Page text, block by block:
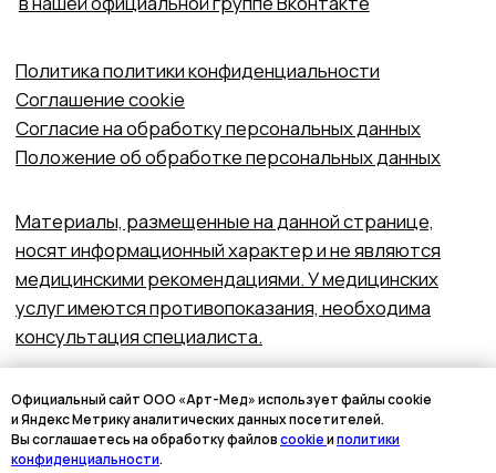
Официальный сайт ООО «Арт-Мед» использует файлы cookie
и Яндекс Метрику аналитических данных посетителей.
Вы соглашаетесь на обработку файловcookieиполитики
конфиденциальности.